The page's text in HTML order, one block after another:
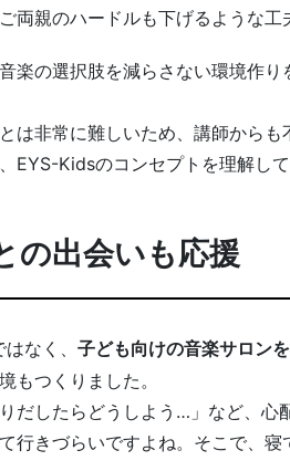
両親のハードルも下げるような工
楽の選択肢を減らさない環境作り
は非常に難しいため、講師からも
EYS-Kidsのコンセプトを理解して
の出会いも応援
なく、 子ども向けの音楽サロン
もつくりました。
だしたらどうしよう…」など、心
行きづらいですよね。そこで、寝